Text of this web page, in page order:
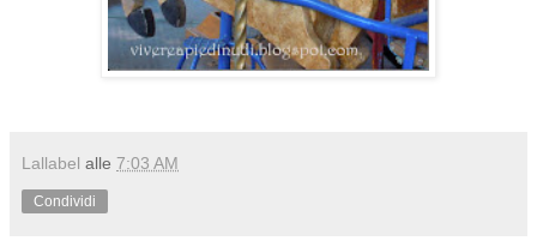
Lallabel alle 7:03 AM
Condividi